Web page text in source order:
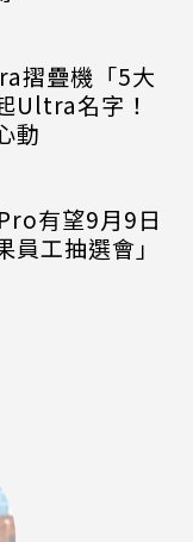
摺疊機「5大
Ultra名字！
動
有望9月9日
員工抽選會」